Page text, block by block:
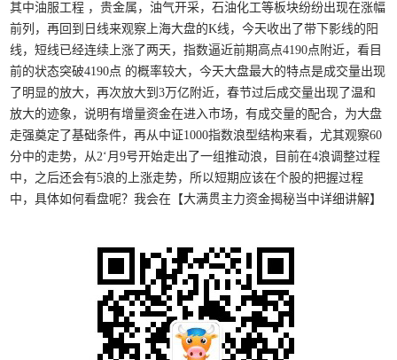
其中油服工程 ，贵金属，油气开采，石油化工等板块纷纷出现在涨幅
前列，再回到日线来观察上海大盘的K线，今天收出了带下影线的阳
线，短线已经连续上涨了两天，指数逼近前期高点4190点附近，看目
前的状态突破4190点 的概率较大，今天大盘最大的特点是成交量出现
了明显的放大，再次放大到3万亿附近，春节过后成交量出现了温和
放大的迹象，说明有增量资金在进入市场，有成交量的配合，为大盘
走强奠定了基础条件，再从中证1000指数浪型结构来看，尤其观察60
分中的走势，从2‘月9号开始走出了一组推动浪，目前在4浪调整过程
中，之后还会有5浪的上涨走势，所以短期应该在个股的把握过程
中，具体如何看盘呢？我会在【大满贯主力资金揭秘当中详细讲解】